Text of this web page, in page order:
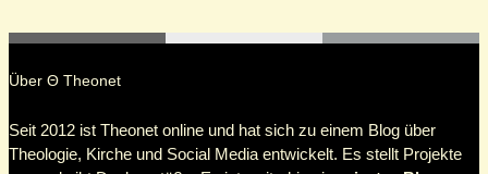
Über Θ Theonet
Seit 2012 ist Theonet online und hat sich zu einem Blog über
Theologie, Kirche und Social Media entwickelt. Es stellt Projekte